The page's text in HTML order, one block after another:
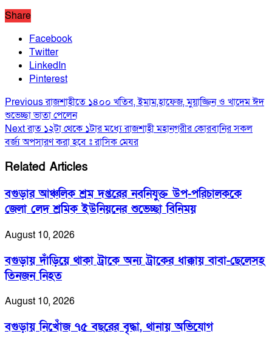
Share
Facebook
Twitter
LinkedIn
Pinterest
Previousরাজশাহীতে ১৪০০ খতিব, ইমাম,হাফেজ, মুয়াজ্জিন ও খাদেম ঈদ
শুভেচ্ছা ভাতা পেলেন
Nextরাত ১২টা থেকে ১টার মধ্যে রাজশাহী মহানগরীর কোরবানির সকল
বর্জ্য অপসারণ করা হবে ঃ রাসিক মেযর
Related Articles
বগুড়ার আঞ্চলিক শ্রম দপ্তরের নবনিযুক্ত উপ-পরিচালককে
জেলা লেদ শ্রমিক ইউনিয়নের শুভেচ্ছা বিনিময়
August 10, 2026
বগুড়ায় দাঁড়িয়ে থাকা ট্রাকে অন্য ট্রাকের ধাক্কায় বাবা-ছেলেসহ
তিনজন নিহত
August 10, 2026
বগুড়ায় নিখোঁজ ৭৫ বছরের বৃদ্ধা, থানায় অভিযোগ